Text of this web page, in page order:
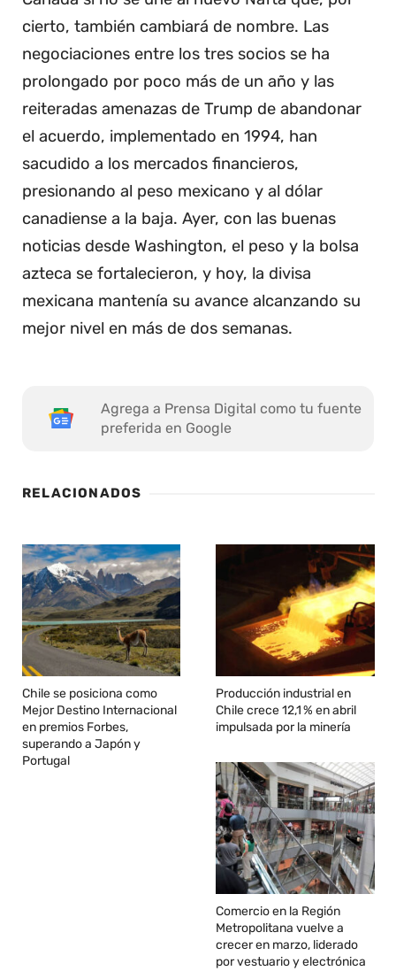
cierto, también cambiará de nombre. Las
negociaciones entre los tres socios se ha
prolongado por poco más de un año y las
reiteradas amenazas de Trump de abandonar
el acuerdo, implementado en 1994, han
sacudido a los mercados financieros,
presionando al peso mexicano y al dólar
canadiense a la baja. Ayer, con las buenas
noticias desde Washington, el peso y la bolsa
azteca se fortalecieron, y hoy, la divisa
mexicana mantenía su avance alcanzando su
mejor nivel en más de dos semanas.
Agrega a Prensa Digital como tu fuente
preferida en Google
RELACIONADOS
Chile se posiciona como
Mejor Destino Internacional
en premios Forbes,
superando a Japón y
Portugal
Producción industrial en
Chile crece 12,1 % en abril
impulsada por la minería
Comercio en la Región
Metropolitana vuelve a
crecer en marzo, liderado
por vestuario y electrónica